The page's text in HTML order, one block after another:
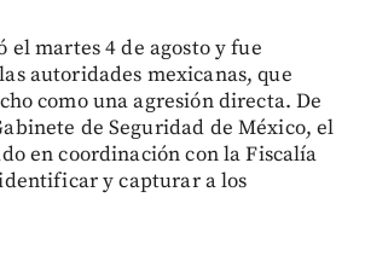
el martes 4 de agosto y fue
autoridades mexicanas, que
como una agresión directa. De
de Seguridad de México, el
en coordinación con la Fiscalía
y capturar a los